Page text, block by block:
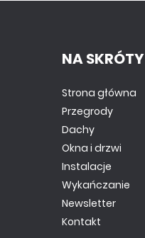
NA SKRÓTY
Strona główna
Przegrody
Dachy
Okna i drzwi
Instalacje
Wykańczanie
Newsletter
Kontakt